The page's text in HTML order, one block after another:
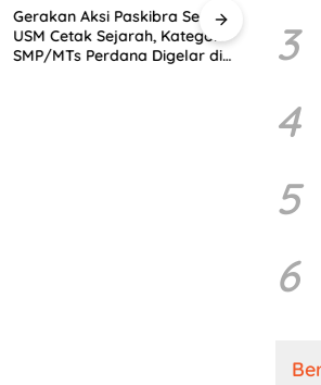
Gerakan Aksi Paskibra Series X
USM Cetak Sejarah, Kategori
SMP/MTs Perdana Digelar di
PkM
3
4
5
6